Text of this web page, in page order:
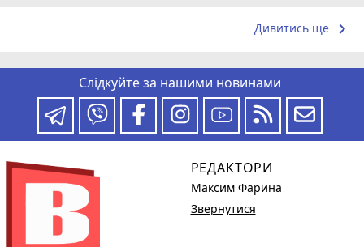
Дивитись ще keyboard_arrow_right
Слідкуйте за нашими новинами
РЕДАКТОРИ
Максим Фарина
Звернутися